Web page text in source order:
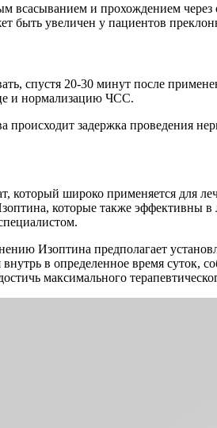
всасыванием и прохождением
быть увеличен у пациентов
спустя 20-30 минут после
и нормализацию ЧСС.
происходит задержка проведения
который широко применяется для
которые также эффективны в
Изоптина предполагает
в определенное время суток,
максимального